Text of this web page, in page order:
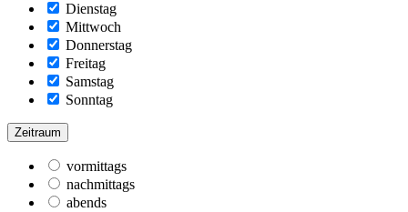
Dienstag
Mittwoch
Donnerstag
Freitag
Samstag
Sonntag
Zeitraum
vormittags
nachmittags
abends